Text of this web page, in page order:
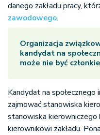
danego zakładu pracy,
zawodowego.
Organizacja
kandydat na
może nie być
Kandydat na
zajmować stanowiska
stanowiska
kierownikowi zakładu.